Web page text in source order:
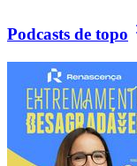
Podcasts de topo